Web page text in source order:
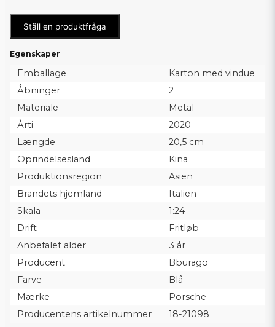
Ställ en produktfråga
Egenskaper
Emballage
Karton med vindue
Åbninger
2
Materiale
Metal
Årti
2020
Længde
20,5 cm
Oprindelsesland
Kina
Produktionsregion
Asien
Brandets hjemland
Italien
Skala
1:24
Drift
Fritløb
Anbefalet alder
3 år
Producent
Bburago
Farve
Blå
Mærke
Porsche
Producentens artikelnummer
18-21098